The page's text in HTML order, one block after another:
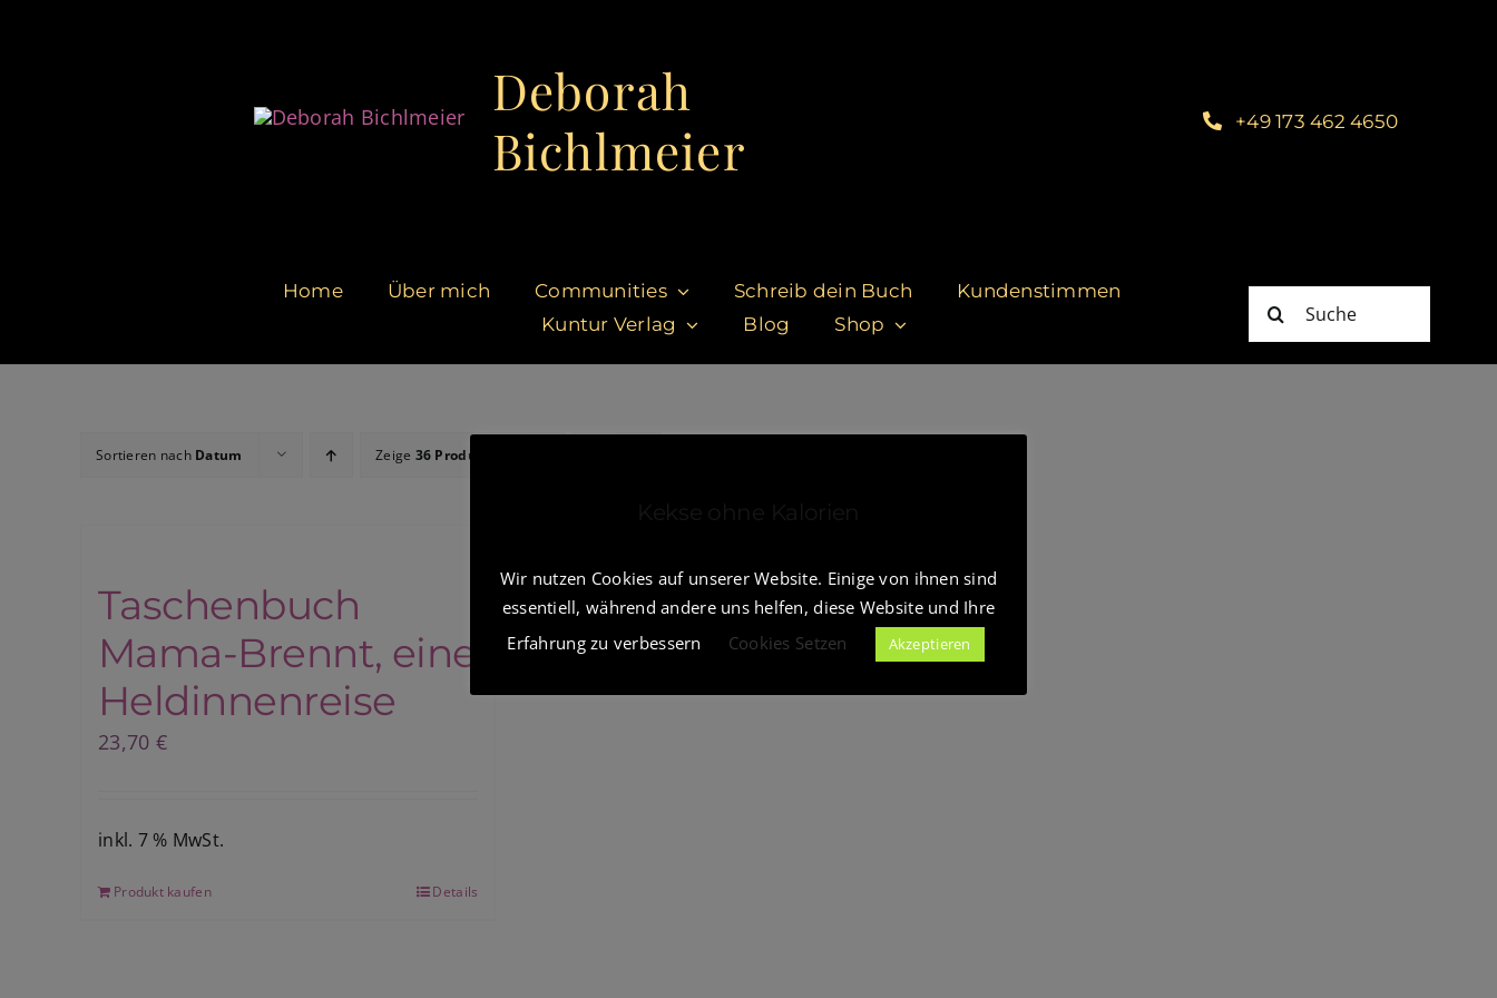
Deborah
Bichlmeier
+49 173 462 4650
Home Über mich Communities Schreib dein Buch
Kundenstimmen
Kuntur Verlag
Blog Shop
Suche
nach:
Sortieren nach Datum Zeige 36 Produkte
Taschenbuch
Mama-Brennt, eine
Heldinnenreise
23,70 €
inkl. 7 % MwSt.
Produkt kaufen Details
Wir nutzen Cookies auf unserer Website. Einige von ihnen sind
essentiell, während andere uns helfen, diese Website und Ihre
Erfahrung zu verbessern
Cookies Setzen Akzeptieren